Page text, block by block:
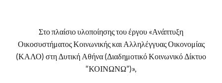
Στο πλαίσιο υλοποίησης του έργου «Ανάπτυξη
Οικοσυστήματος Κοινωνικής και Αλληλέγγυας Οικονομίας
(ΚΑΛΟ) στη Δυτική Αθήνα (Διαδημοτικό Κοινωνικό Δίκτυο
“ΚΟΙΝΩΝΩ”)»,